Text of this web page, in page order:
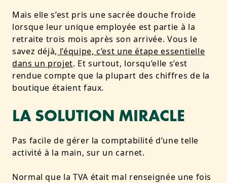
Mais elle s’est pris une sacrée douche froide
lorsque leur unique employée est partie à la
retraite trois mois après son arrivée. Vous le
savez déjà, l’équipe, c’est une étape essentielle
dans un projet. Et surtout, lorsqu’elle s’est
rendue compte que la plupart des chiffres de la
boutique étaient faux.
LA SOLUTION MIRACLE
Pas facile de gérer la comptabilité d’une telle
activité à la main, sur un carnet.
Normal que la TVA était mal renseignée une fois